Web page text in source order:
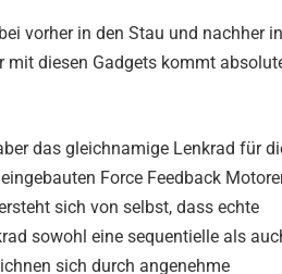
vorher in den Stau und nachher
mit diesen Gadgets kommt
das gleichnamige Lenkrad für
Force Feedback
sich von selbst, dass echte
sowohl eine sequentielle als
sich durch angenehme